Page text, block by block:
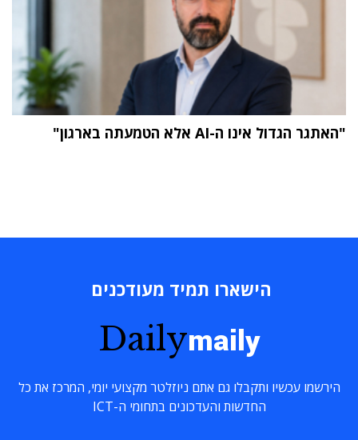
"האתגר הגדול אינו ה-AI אלא הטמעתה בארגון"
הישארו תמיד מעודכנים
Dailymaily
הירשמו עכשיו ותקבלו גם אתם ניוזלטר מקצועי יומי, המרכז את כל
החדשות והעדכונים בתחומי ה-ICT